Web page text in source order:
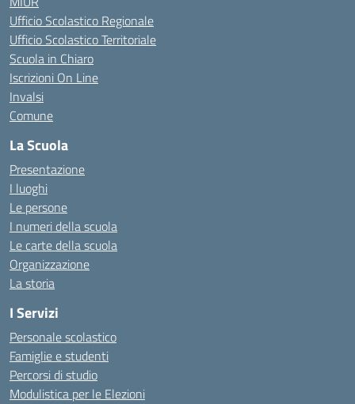
Ufficio Scolastico Regionale
Ufficio Scolastico Territoriale
Scuola in Chiaro
Iscrizioni On Line
Invalsi
Comune
La Scuola
Presentazione
I luoghi
Le persone
I numeri della scuola
Le carte della scuola
Organizzazione
La storia
I Servizi
Personale scolastico
Famiglie e studenti
Percorsi di studio
Modulistica per le Elezioni